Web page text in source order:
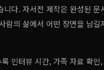
니다. 자서전 제작은 완성된 문
람의 삶에서 어떤 장면을 남길
인터뷰 시간, 가족 자료 확인